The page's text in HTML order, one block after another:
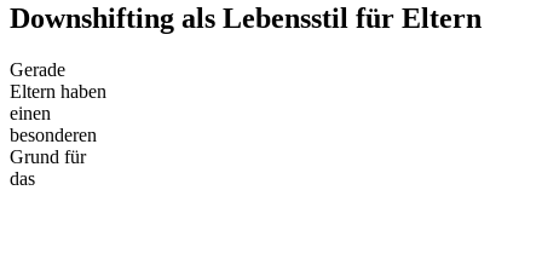
Downshifting als Lebensstil für Eltern
Gerade
Eltern haben
einen
besonderen
Grund für
das